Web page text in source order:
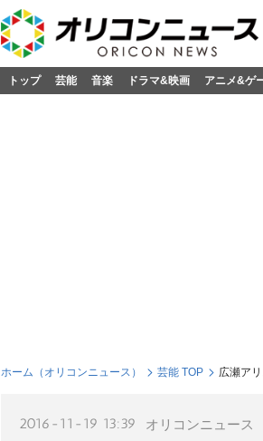
トップ 芸能 音楽 ドラマ&映画 アニメ&ゲ
ホーム（オリコンニュース） 芸能 TOP 広瀬ア
2016-11-19 13:39 オリコンニュース